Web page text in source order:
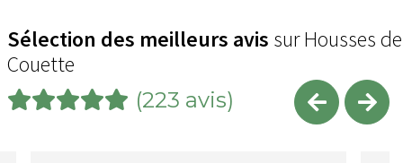
Sélection des meilleurs avis sur Housses de
Couette
(223 avis)